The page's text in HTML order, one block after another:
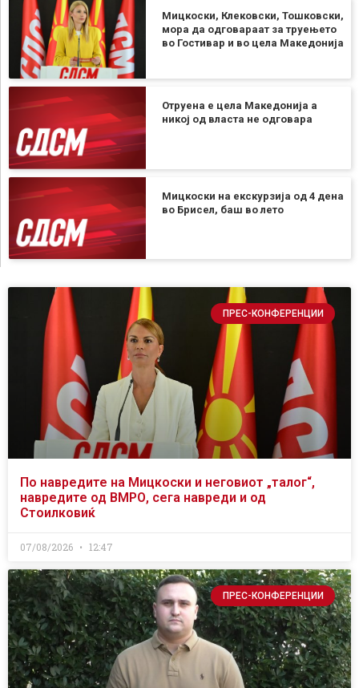
Мицкоски, Клековски, Тошковски,
мора да одговараат за труењето
во Гостивар и во цела Македонија
Отруена е цела Македонија а
никој од власта не одговара
Мицкоски на екскурзија од 4 дена
во Брисел, баш во лето
ПРЕС-КОНФЕРЕНЦИИ
По навредите на Мицкоски и неговиот „талог“,
навредите од ВМРО, сега навреди и од
Стоилковиќ
07/08/2026 12:47
ПРЕС-КОНФЕРЕНЦИИ